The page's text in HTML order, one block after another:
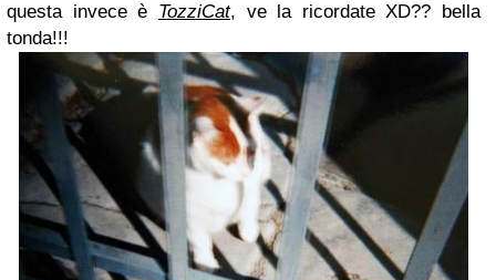
questa invece è TozziCat, ve la ricordate XD?? bella
tonda!!!